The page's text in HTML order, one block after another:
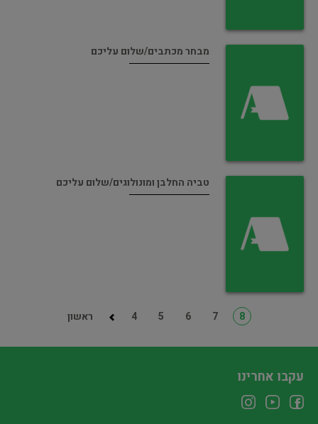
מבחר מכתבים/שלום עליכם
טביה החלבן ומונולוגים/שלום עליכם
ראשון 4 5 6 7 8
עקבו אחרינו